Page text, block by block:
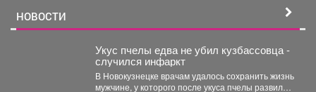
НОВОСТИ
Укус пчелы едва не убил кузбассовца -
случился инфаркт
В Новокузнецке врачам удалось сохранить жизнь
мужчине, у которого после укуса пчелы развился